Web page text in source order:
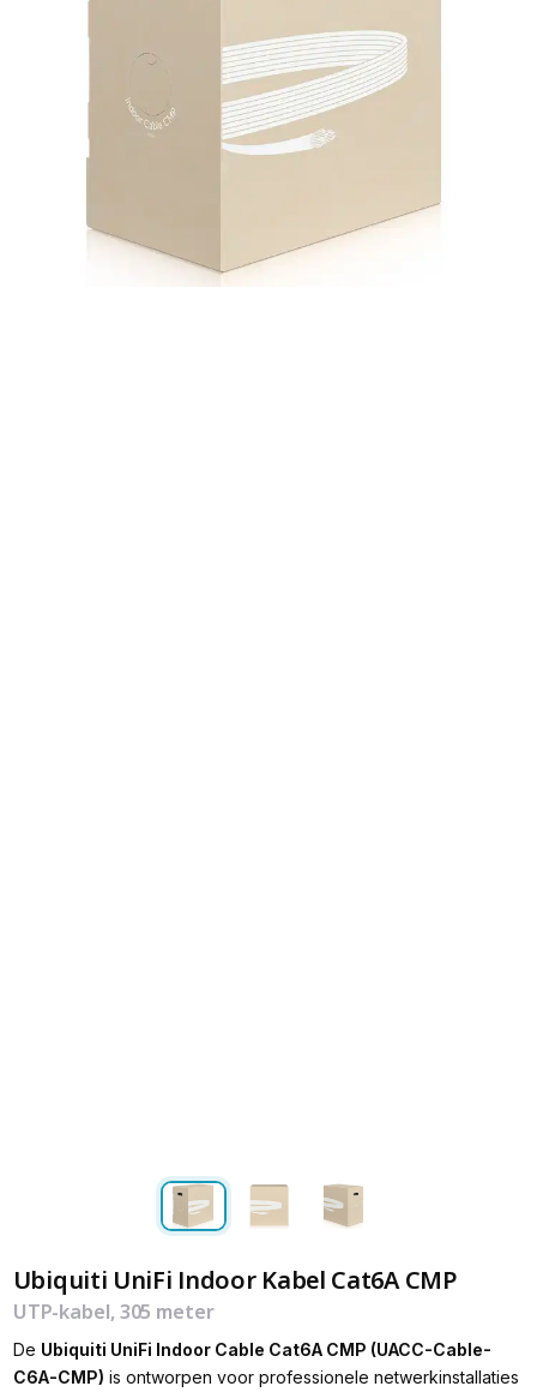
Ubiquiti UniFi Indoor Kabel Cat6A CMP
UTP-kabel, 305 meter
De Ubiquiti UniFi Indoor Cable Cat6A CMP (UACC-Cable-
C6A-CMP) is ontworpen voor professionele netwerkinstallaties